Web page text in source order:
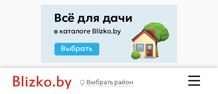
Выбрать район